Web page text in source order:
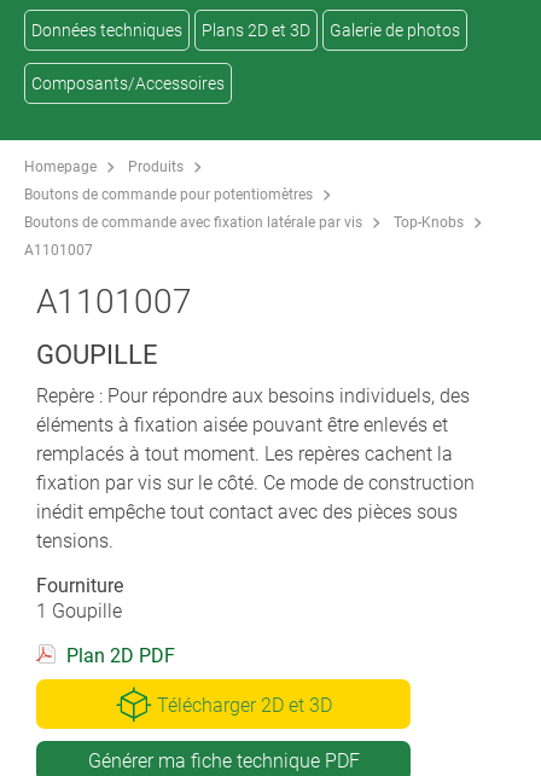
Données techniques Plans 2D et 3D Galerie de photos
Composants/Accessoires
Homepage
Produits
Boutons de commande pour potentiomètres
Boutons de commande avec fixation latérale par vis
Top-Knobs
A1101007
A1101007
GOUPILLE
Repère : Pour répondre aux besoins individuels, des
éléments à fixation aisée pouvant être enlevés et
remplacés à tout moment. Les repères cachent la
fixation par vis sur le côté. Ce mode de construction
inédit empêche tout contact avec des pièces sous
tensions.
Fourniture
1 Goupille
Plan 2D PDF
Télécharger 2D et 3D
Générer ma fiche technique PDF